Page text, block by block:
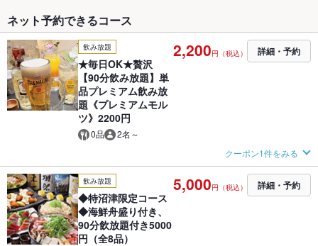
ネット予約できるコース
飲み放題
★毎日OK★贅沢
【90分飲み放題】単
品プレミアム飲み放
題《プレミアムモル
ツ》2200円
0品 2名～
2,200円（税込） 詳細・予約
クーポン1件をみる
飲み放題
◆特沼津限定コース
◆海鮮舟盛り付き、
90分飲放題付き5000
円（全8品）
5,000円（税込） 詳細・予約